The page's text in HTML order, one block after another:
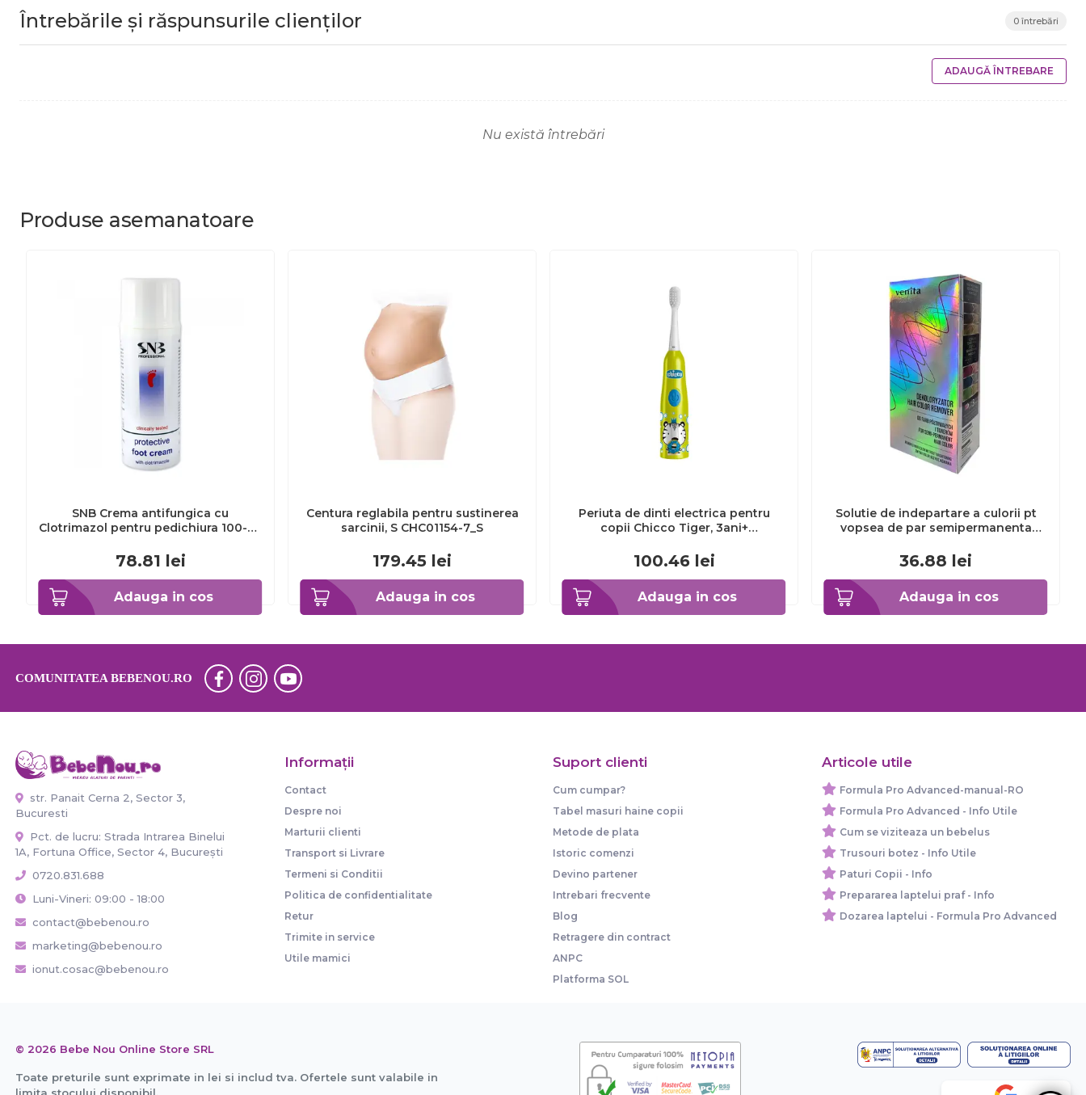
Întrebările și răspunsurile clienților 0 întrebări
ADAUGĂ ÎNTREBARE
Nu există întrebări
Produse asemanatoare
Adauga in cos
SNB Crema antifungica cu
Clotrimazol pentru pedichiura 100-ml
78.81 lei
Adauga in cos
Centura reglabila pentru sustinerea
sarcinii, S CHC01154-7_S
179.45 lei
Adauga in cos
Periuta de dinti electrica pentru
copii Chicco Tiger, 3ani+
100.46 lei
Adauga in cos
Solutie de indepartare a culorii pt
vopsea de par semipermanenta
ml
36.88 lei
COMUNITATEA BEBENOU.RO
str. Panait Cerna 2, Sector 3,
Bucuresti
Pct. de lucru: Strada Intrarea Binelui
1A, Fortuna Office, Sector 4, București
0720.831.688
Luni-Vineri: 09:00 - 18:00
contact@bebenou.ro
marketing@bebenou.ro
ionut.cosac@bebenou.ro
Informaţii
Contact
Despre noi
Marturii clienti
Transport si Livrare
Termeni si Conditii
Politica de confidentialitate
Retur
Trimite in service
Utile mamici
Suport clienti
Cum cumpar?
Tabel masuri haine copii
Metode de plata
Istoric comenzi
Devino partener
Intrebari frecvente
Blog
Retragere din contract
ANPC
Platforma SOL
Articole utile
Formula Pro Advanced-manual-RO
Formula Pro Advanced - Info Utile
Cum se viziteaza un bebelus
Trusouri botez - Info Utile
Paturi Copii - Info
Prepararea laptelui praf - Info
Dozarea laptelui - Formula Pro Advanced
© 2026 Bebe Nou Online Store SRL
Toate preturile sunt exprimate in lei si includ tva. Ofertele sunt valabile in